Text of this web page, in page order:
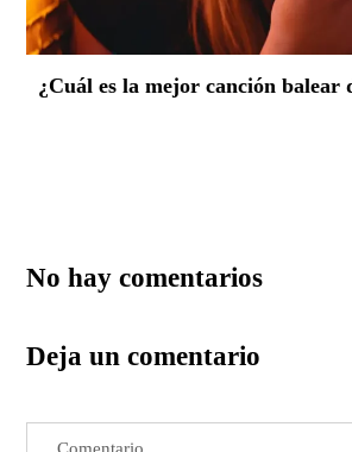
¿Cuál es la mejor canción balear
No hay comentarios
Deja un comentario